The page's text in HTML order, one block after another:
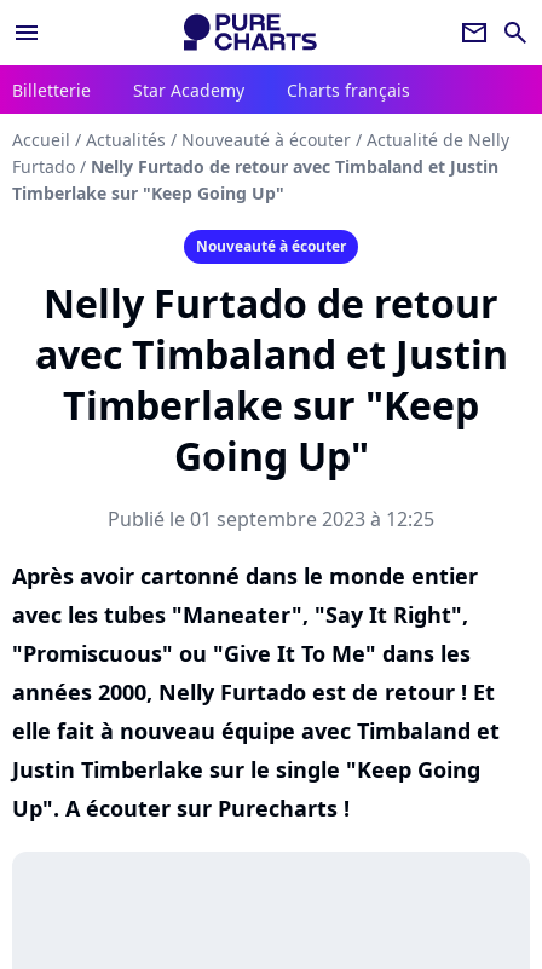
menu newsletter search
Billetterie Star Academy Charts français
Accueil / Actualités / Nouveauté à écouter / Actualité de Nelly
Furtado / Nelly Furtado de retour avec Timbaland et Justin
Timberlake sur "Keep Going Up"
Nouveauté à écouter
Nelly Furtado de retour
avec Timbaland et Justin
Timberlake sur "Keep
Going Up"
Publié le 01 septembre 2023 à 12:25
Après avoir cartonné dans le monde entier
avec les tubes "Maneater", "Say It Right",
"Promiscuous" ou "Give It To Me" dans les
années 2000, Nelly Furtado est de retour ! Et
elle fait à nouveau équipe avec Timbaland et
Justin Timberlake sur le single "Keep Going
Up". A écouter sur Purecharts !